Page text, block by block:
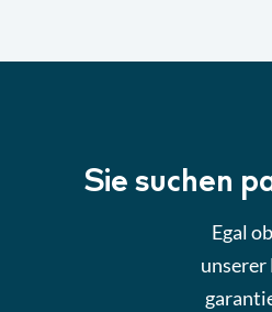
Sie suchen
Egal
unserer